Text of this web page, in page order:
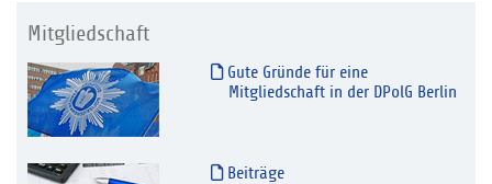
Mitgliedschaft
Gute Gründe für eine
Mitgliedschaft in der DPolG Berlin
Beiträge